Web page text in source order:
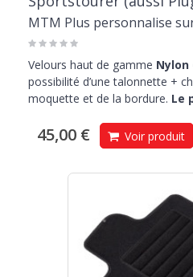
MTM Plus personnalise
Velours haut de gamme Nylon
possibilité d’une talonnette +
moquette et de la bordure. Le
45,00 € Voir produit